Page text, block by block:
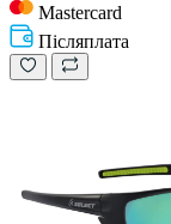
Mastercard
Післяплата